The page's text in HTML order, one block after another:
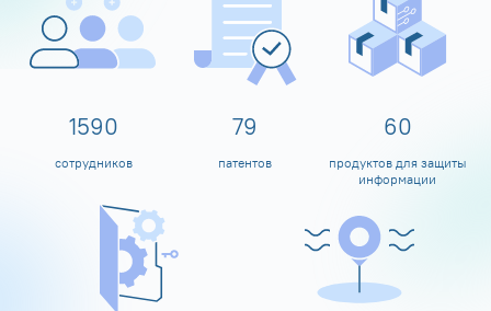
1600
сотрудников
80
патентов
60
продуктов для защиты
информации